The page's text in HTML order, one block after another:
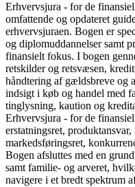
Erhvervsjura - for de
omfattende og opdateret
erhvervsjuraen. Bogen er
og diplomuddannelser samt
finansielt fokus. I bogen
retskilder og retsvæsen,
håndtering af gældsbreve og
indsigt i køb og handel med
tinglysning, kaution og
Erhvervsjura - for de
erstatningsret,
markedsføringsret,
Bogen afsluttes med en
samt familie- og arveret,
navigere i et bredt spektrum